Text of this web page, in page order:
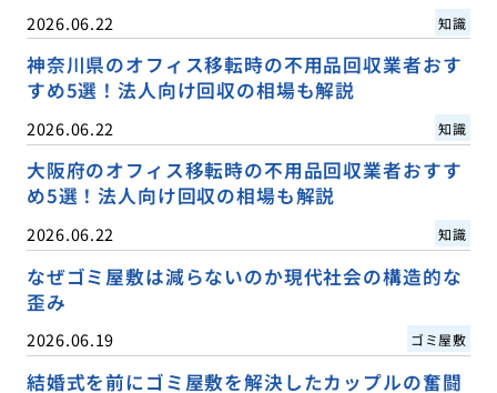
2026.06.22 知識
神奈川県のオフィス移転時の不用品回収業者おす
すめ5選！法人向け回収の相場も解説
2026.06.22 知識
大阪府のオフィス移転時の不用品回収業者おすす
め5選！法人向け回収の相場も解説
2026.06.22 知識
なぜゴミ屋敷は減らないのか現代社会の構造的な
歪み
2026.06.19 ゴミ屋敷
結婚式を前にゴミ屋敷を解決したカップルの奮闘